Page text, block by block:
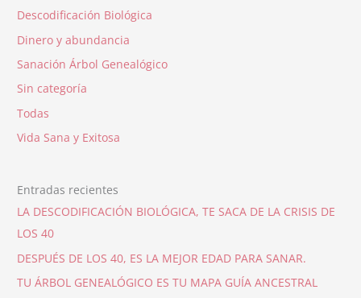
Descodificación Biológica
Dinero y abundancia
Sanación Árbol Genealógico
Sin categoría
Todas
Vida Sana y Exitosa
Entradas recientes
LA DESCODIFICACIÓN BIOLÓGICA, TE SACA DE LA CRISIS DE
LOS 40
DESPUÉS DE LOS 40, ES LA MEJOR EDAD PARA SANAR.
TU ÁRBOL GENEALÓGICO ES TU MAPA GUÍA ANCESTRAL